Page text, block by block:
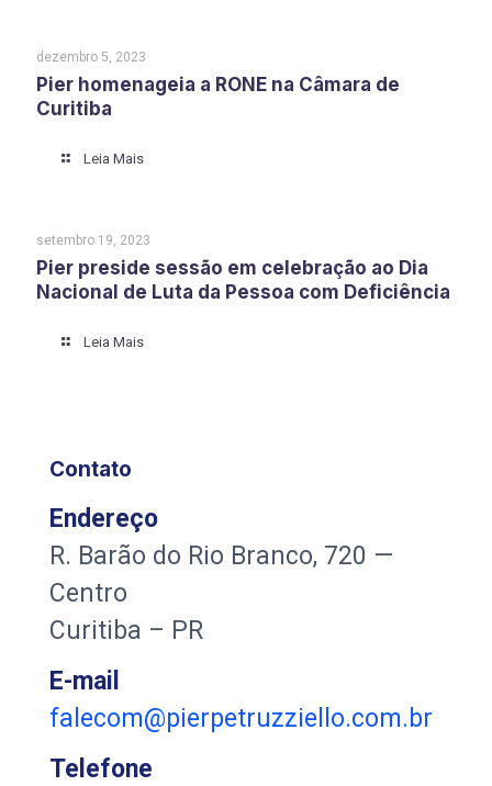
dezembro 5, 2023
Pier homenageia a RONE na Câmara de
Curitiba
Leia Mais
setembro 19, 2023
Pier preside sessão em celebração ao Dia
Nacional de Luta da Pessoa com Deficiência
Leia Mais
Contato
Endereço
R. Barão do Rio Branco, 720 —
Centro
Curitiba – PR
E-mail
falecom@pierpetruzziello.com.br
Telefone